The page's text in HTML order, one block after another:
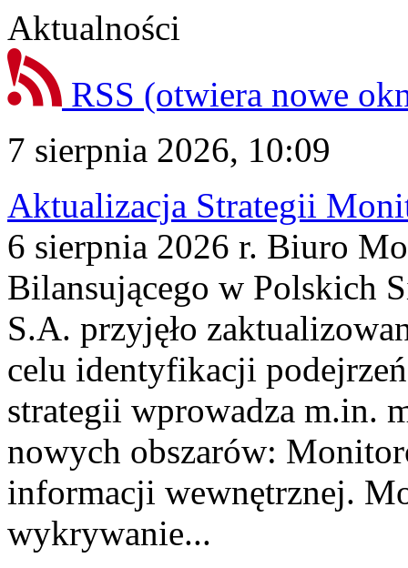
Aktualności
RSS (otwiera nowe
7 sierpnia 2026, 10:09
Aktualizacja Strategii
6 sierpnia 2026 r. Biuro
Bilansującego w Polskich
S.A. przyjęło
celu identyfikacji
strategii wprowadza m.in.
nowych obszarów:
informacji wewnętrznej.
wykrywanie...